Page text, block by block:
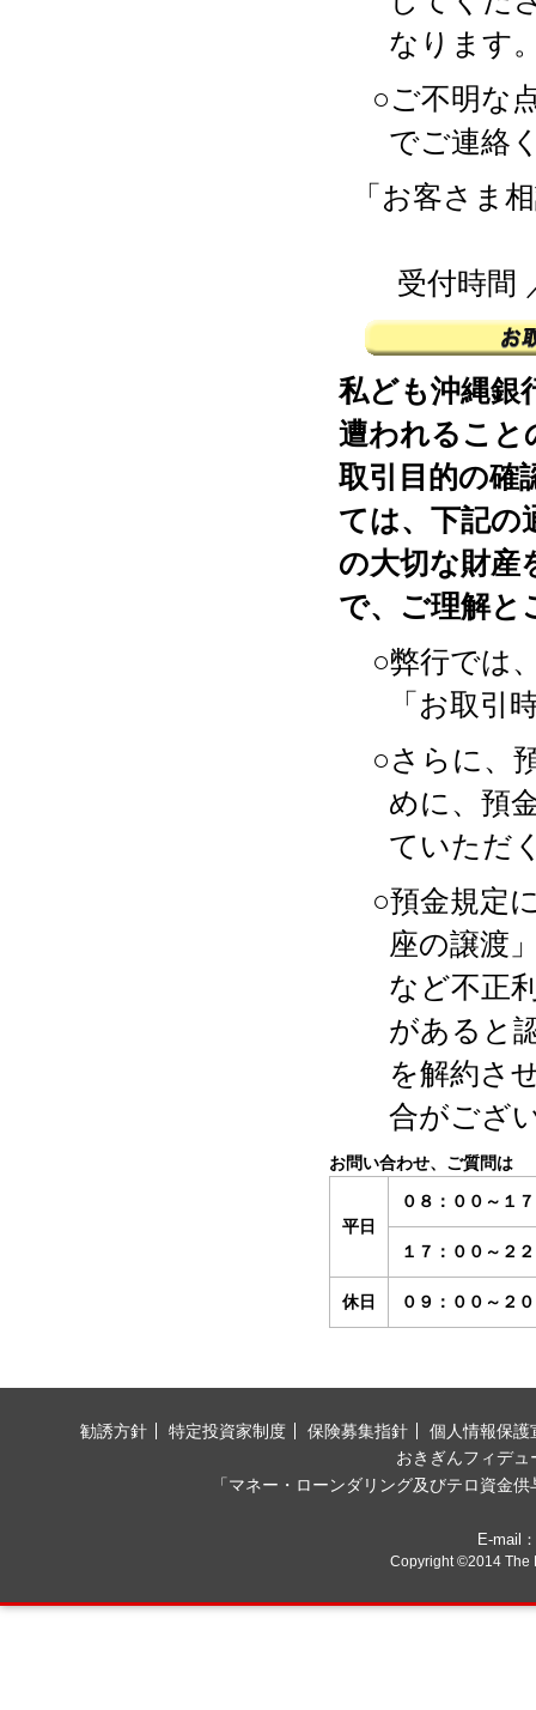
なります
○ご不明な
でご連絡
「お客さま
受付時間
私ども沖縄銀
遭われること
取引目的の確
ては、下記の
の大切な財産
で、ご理解と
○弊行では
「お取引
○さらに、
めに、預
ていただ
○預金規定
座の譲渡
など不正
があると
を解約さ
合がござ
お問い合わせ、ご質問は
平日
０８：００～１
１７：００～２
休日 ０９：００～２
勧誘方針 特定投資家制度 保険募集指針
個人情報保護
おきぎんフィデ
「マネー・ローンダリング及びテロ資⾦
E-mail：
Copyright ©2014 The